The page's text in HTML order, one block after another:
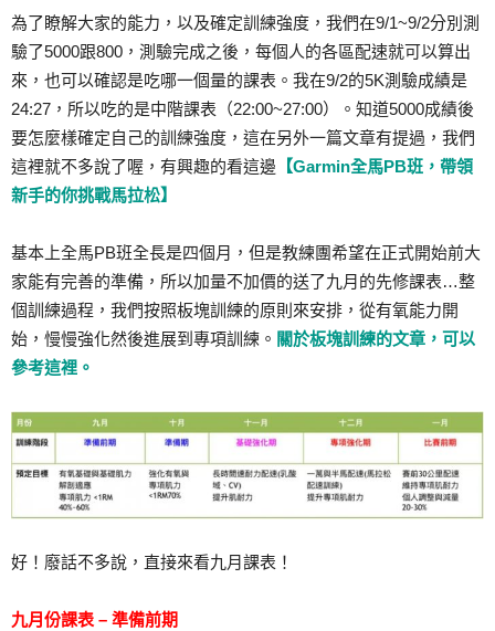
為了瞭解大家的能力，以及確定訓練強度，我們在9/1~9/2分別測
驗了5000跟800，測驗完成之後，每個人的各區配速就可以算出
來，也可以確認是吃哪一個量的課表。我在9/2的5K測驗成績是
24:27，所以吃的是中階課表（22:00~27:00）。知道5000成績後
要怎麼樣確定自己的訓練強度，這在另外一篇文章有提過，我們
這裡就不多說了喔，有興趣的看這邊 【Garmin全馬PB班，帶領
新手的你挑戰馬拉松】
基本上全馬PB班全長是四個月，但是教練團希望在正式開始前大
家能有完善的準備，所以加量不加價的送了九月的先修課表…整
個訓練過程，我們按照板塊訓練的原則來安排，從有氧能力開
始，慢慢強化然後進展到專項訓練。 關於板塊訓練的文章，可以
參考這裡。
好！廢話不多說，直接來看九月課表！
九月份課表 – 準備前期